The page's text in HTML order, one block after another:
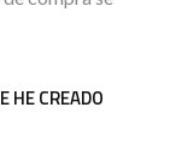
HE CREADO